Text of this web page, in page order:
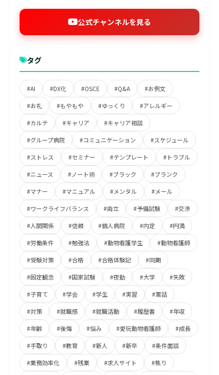
公式チャンネルを見る
タグ
#AI #DX化 #OSCE #Q&A #お例文
#お礼 #もやもや #ゆっくり #アレルギー
#カルテ #キャリア #キャリア相談
#グループ病院 #コミュニケーション #スケジュール
#ストレス #セミナー #テンプレート #トラブル
#ニュース #ノート術 #ブラック #ブランク
#マナー #マニュアル #メンタル #メール
#ワークライフバランス #両立 #予備試験 #交渉
#人間関係 #信頼 #個人病院 #内定 #円満
#労働条件 #勉強法 #動物看護学生 #動物看護師
#受験対策 #合格 #合格体験記 #同期
#固定観念 #国家試験 #夜勤 #大学 #失敗
#子育て #学会 #学生 #実習 #寓話
#対策 #就職感 #就職活動 #履歴書 #年収
#年齢 #後悔 #悩み #愛玩動物看護師 #成長
#手取り #教育 #新人 #新卒 #条件面談
#業務効率化 #残業 #求人サイト #焦り